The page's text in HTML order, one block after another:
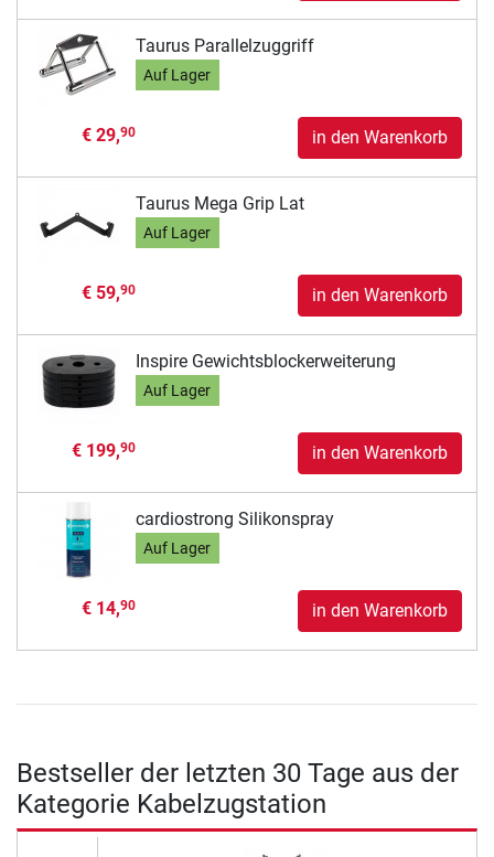
Taurus Parallelzuggriff
Auf Lager
€ 29,90 in den Warenkorb
Taurus Mega Grip Lat
Auf Lager
€ 59,90 in den Warenkorb
Inspire Gewichtsblockerweiterung
Auf Lager
€ 199,90 in den Warenkorb
cardiostrong Silikonspray
Auf Lager
€ 14,90 in den Warenkorb
Bestseller der letzten 30 Tage aus der
Kategorie Kabelzugstation